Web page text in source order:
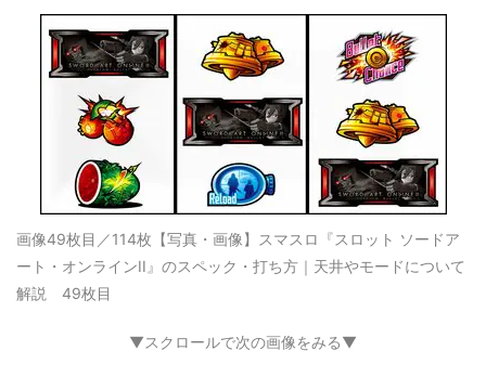
画像49枚目／114枚 【写真・画像】スマスロ『スロット ソードア
ート・オンラインII』のスペック・打ち方｜天井やモードについて
解説 49枚目
▼スクロールで次の画像をみる▼